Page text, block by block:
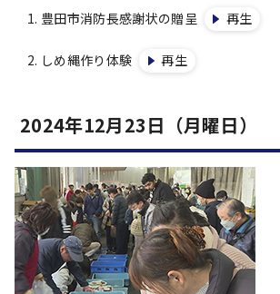
豊田市消防長感謝状の贈呈
再生
しめ縄作り体験 再生
2024年12月23日（月曜日）